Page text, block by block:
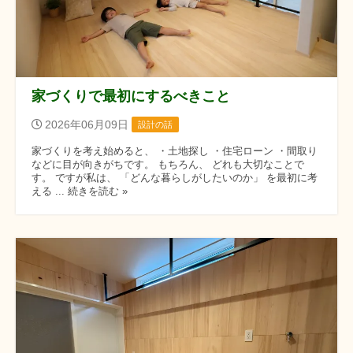
家づくりで最初にするべきこと
2026年06月09日 設計の話
家づくりを考え始めると、 ・土地探し ・住宅ローン ・間取り
などに目が向きがちです。 もちろん、 どれも大切なことで
す。 ですが私は、 「どんな暮らしがしたいのか」 を最初に考
える ... 続きを読む »